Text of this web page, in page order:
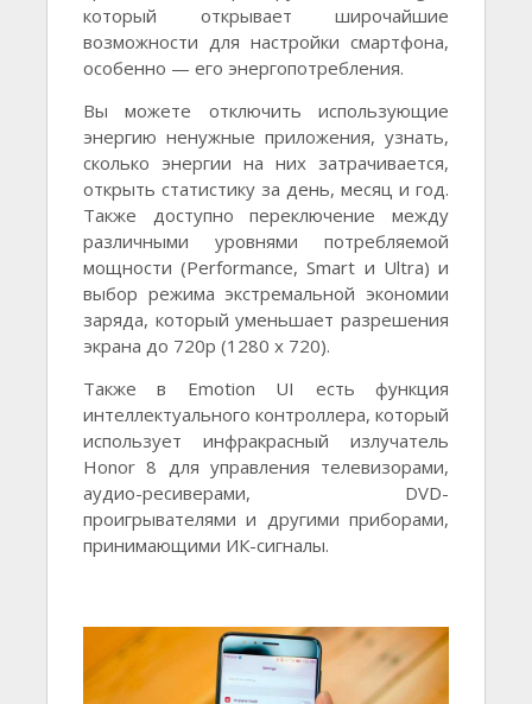
который открывает широчайшие
возможности для настройки смартфона,
особенно — его энергопотребления.
Вы можете отключить использующие
энергию ненужные приложения, узнать,
сколько энергии на них затрачивается,
открыть статистику за день, месяц и год.
Также доступно переключение между
различными уровнями потребляемой
мощности (Performance, Smart и Ultra) и
выбор режима экстремальной экономии
заряда, который уменьшает разрешения
экрана до 720p (1280 х 720).
Также в Emotion UI есть функция
интеллектуального контроллера, который
использует инфракрасный излучатель
Honor 8 для управления телевизорами,
аудио-ресиверами, DVD-
проигрывателями и другими приборами,
принимающими ИК-сигналы.